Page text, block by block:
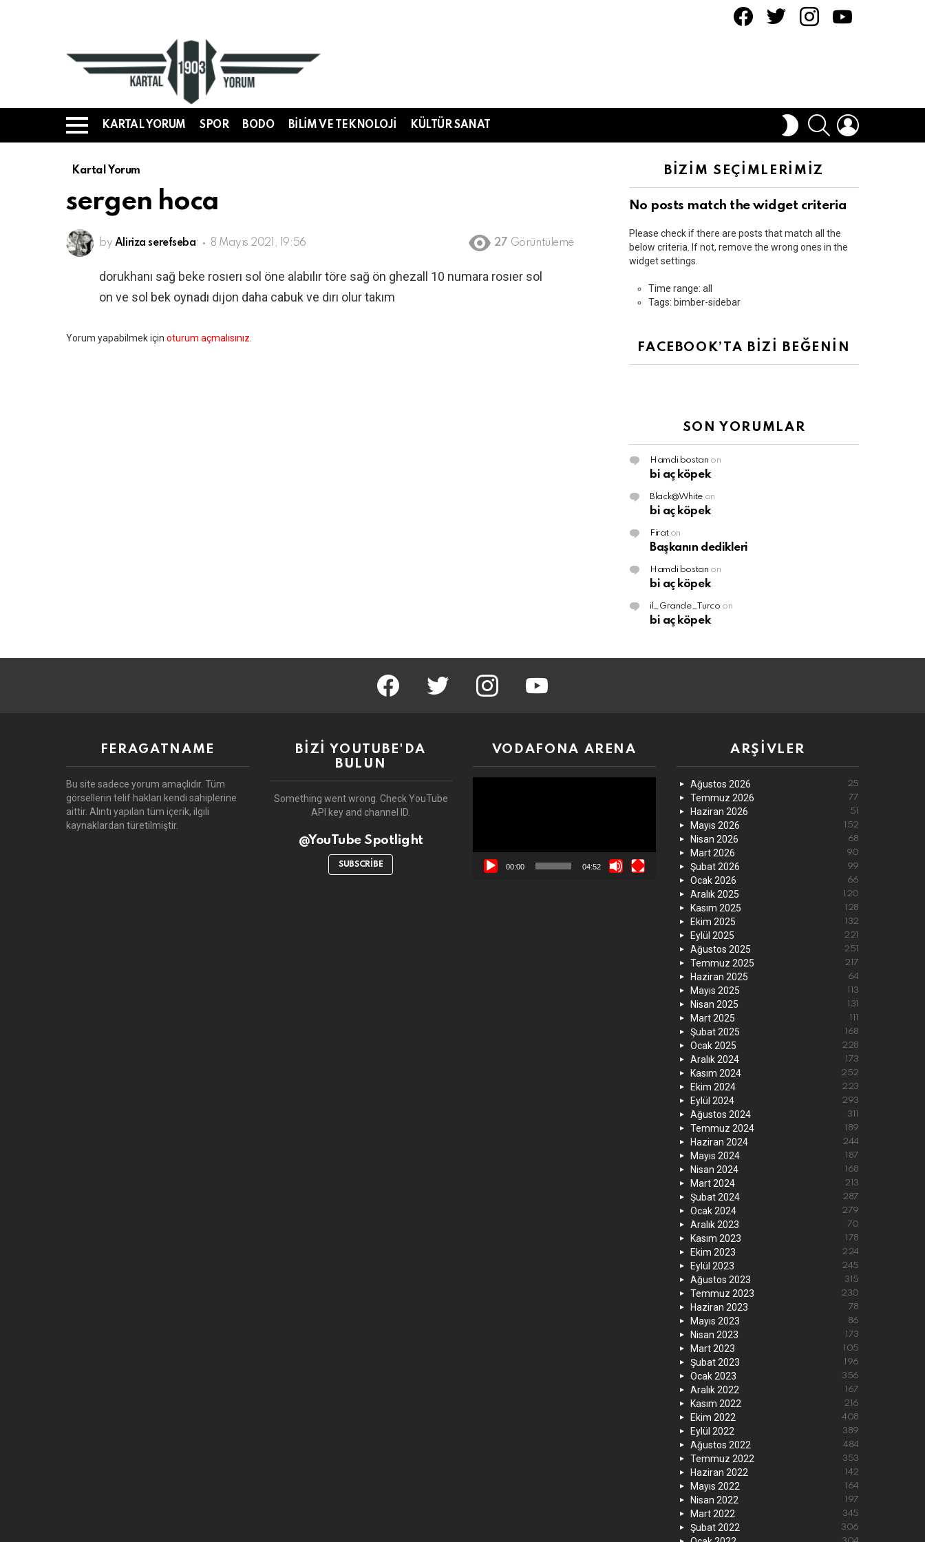
Menü
KARTAL YORUM SPOR BODO BILIM VE TEKNOLOJI KÜLTÜR SANAT
DIŞ
GÖRÜNÜMÜ
ARAMA
AÇ
Kartal Yorum
sergen hoca
by Aliriza serefseba 8 Mayıs 2021, 19:56 27 Görüntüleme
dorukhanı sağ beke rosıerı sol öne alabılır töre sağ ön ghezall 10 numara rosıer sol
on ve sol bek oynadı dıjon daha cabuk ve dırı olur takım
Bir
Yorum yapabilmek için oturum açmalısınız
BİZİM SEÇİMLERİMİZ
No posts match the widget criteria
Please check if there are posts that match all the
below criteria. If not, remove the wrong ones in the
widget settings.
Time range: all
Tags: bimber-sidebar
FACEBOOK’TA BİZİ BEĞENİN
SON YORUMLAR
Hamdi bostan on
bi aç köpek
Black@White on
bi aç köpek
Firaton
Başkanın dedikleri
Hamdi bostan on
bi aç köpek
il_Grande_Turco on
bi aç köpek
facebook twitter instagram youtube
FERAGATNAME
Bu site sadece yorum amaçlıdır. Tüm
görsellerin telif hakları kendi sahiplerine
aittir. Alıntı yapılan tüm içerik, ilgili
kaynaklardan türetilmiştir.
BİZİ YOUTUBE'DA
BULUN
Something went wrong. Check YouTube
API key and channel ID.
@YouTube Spotlight
SUBSCRIBE
VODAFONA ARENA
00:00 04:52
ARŞIVLER
Ağustos 2026 25
Temmuz 2026 77
Haziran 2026 51
Mayıs 2026 152
Nisan 2026 68
Mart 2026 90
Şubat 2026 99
Ocak 2026 66
Aralık 2025 120
Kasım 2025 128
Ekim 2025 132
Eylül 2025 221
Ağustos 2025 251
Temmuz 2025 217
Haziran 2025 64
Mayıs 2025 113
Nisan 2025 131
Mart 2025 111
Şubat 2025 168
Ocak 2025 228
Aralık 2024 173
Kasım 2024 252
Ekim 2024 223
Eylül 2024 293
Ağustos 2024 311
Temmuz 2024 189
Haziran 2024 244
Mayıs 2024 187
Nisan 2024 168
Mart 2024 213
Şubat 2024 287
Ocak 2024 279
Aralık 2023 70
Kasım 2023 178
Ekim 2023 224
Eylül 2023 245
Ağustos 2023 315
Temmuz 2023 230
Haziran 2023 78
Mayıs 2023 86
Nisan 2023 173
Mart 2023 105
Şubat 2023 196
Ocak 2023 356
Aralık 2022 167
Kasım 2022 216
Ekim 2022 408
Eylül 2022 389
Ağustos 2022 484
Temmuz 2022 353
Haziran 2022 142
Mayıs 2022 164
Nisan 2022 197
Mart 2022 345
Şubat 2022 306